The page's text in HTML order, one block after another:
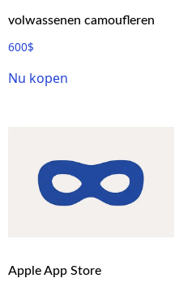
volwassenen camoufleren
600$
Nu kopen
Apple App Store